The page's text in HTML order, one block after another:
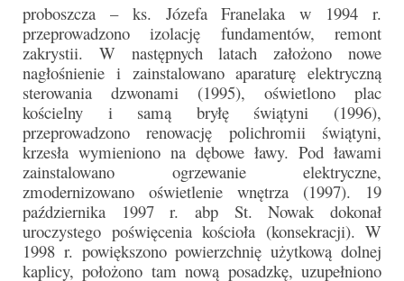
proboszcza – ks. Józefa Franelaka w 1994 r.
przeprowadzono izolację fundamentów, remont
zakrystii. W następnych latach założono nowe
nagłośnienie i zainstalowano aparaturę elektryczną
sterowania dzwonami (1995), oświetlono plac
kościelny i samą bryłę świątyni (1996),
przeprowadzono renowację polichromii świątyni,
krzesła wymieniono na dębowe ławy. Pod ławami
zainstalowano ogrzewanie elektryczne,
zmodernizowano oświetlenie wnętrza (1997). 19
października 1997 r. abp St. Nowak dokonał
uroczystego poświęcenia kościoła (konsekracji). W
1998 r. powiększono powierzchnię użytkową dolnej
kaplicy, położono tam nową posadzkę, uzupełniono